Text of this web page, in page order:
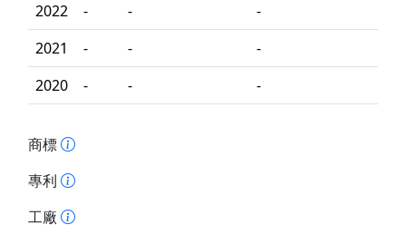
2022
- -
-
2021
- -
-
2020
- - -
商標
專利
工廠